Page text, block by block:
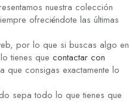
nuestra colección
ofreciéndote las últimas
por lo que si buscas algo en
tienes que contactar con
que consigas exactamente lo
sepa todo lo que tienes que